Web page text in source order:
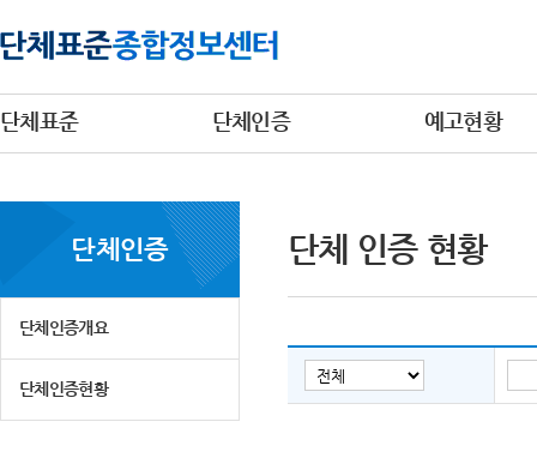
단체표준 단체인증 예고현황
단체인증
단체인증개요
단체인증현황
단체 인증 현황